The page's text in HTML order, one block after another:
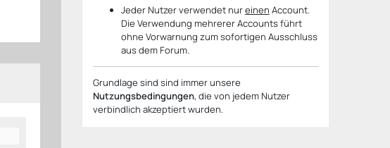
Jeder Nutzer verwendet nureinen Account.
Die Verwendung mehrerer Accounts führt
ohne Vorwarnung zum sofortigen Ausschluss
aus dem Forum.
Grundlage sind sind immer unsere
Nutzungsbedingungen, die von jedem Nutzer
verbindlich akzeptiert wurden.